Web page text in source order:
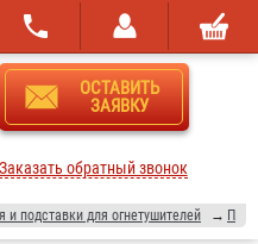
ОСТАВИТЬ
ЗАЯВКУ
Заказать обратный звонок
и подставки для огнетушителей →